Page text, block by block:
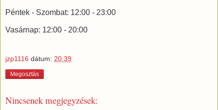
Péntek - Szombat: 12:00 - 23:00
Vasárnap: 12:00 - 20:00
jzp1116 dátum: 20:39
Megosztás
Nincsenek megjegyzések: